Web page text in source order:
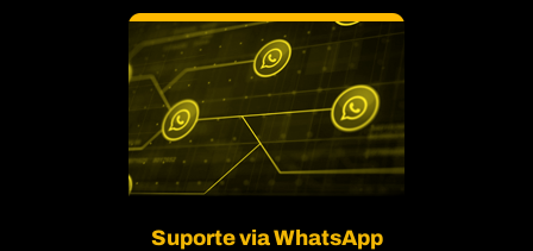
Suporte via WhatsApp